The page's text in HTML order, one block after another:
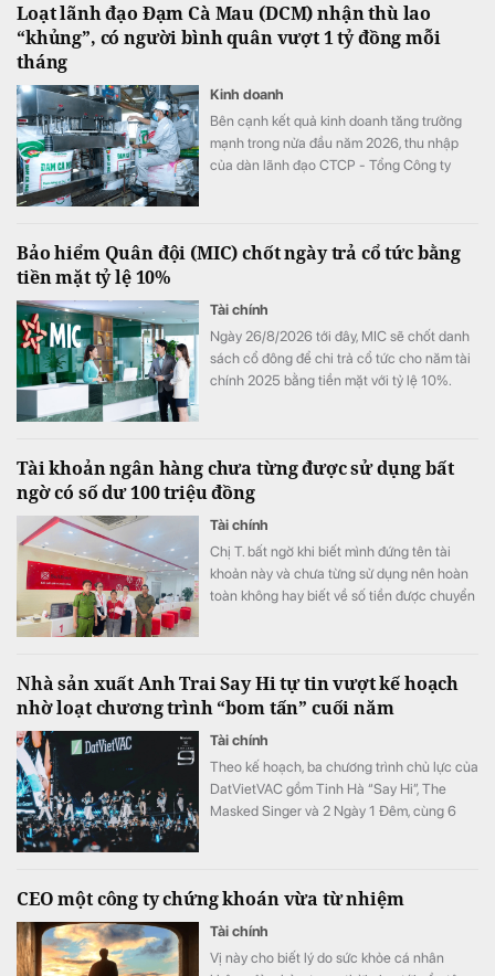
Loạt lãnh đạo Đạm Cà Mau (DCM) nhận thù lao
“khủng”, có người bình quân vượt 1 tỷ đồng mỗi
tháng
Kinh doanh
Bên cạnh kết quả kinh doanh tăng trưởng
mạnh trong nửa đầu năm 2026, thu nhập
của dàn lãnh đạo CTCP - Tổng Công ty
tỷ đồng chỉ sau 6 tháng, đặc biệt có trường
Bảo hiểm Quân đội (MIC) chốt ngày trả cổ tức bằng
tiền mặt tỷ lệ 10%
Tài chính
Ngày 26/8/2026 tới đây, MIC sẽ chốt danh
sách cổ đông để chi trả cổ tức cho năm tài
chính 2025 bằng tiền mặt với tỷ lệ 10%.
Tài khoản ngân hàng chưa từng được sử dụng bất
ngờ có số dư 100 triệu đồng
Tài chính
Chị T. bất ngờ khi biết mình đứng tên tài
khoản này và chưa từng sử dụng nên hoàn
toàn không hay biết về số tiền được chuyển
Nhà sản xuất Anh Trai Say Hi tự tin vượt kế hoạch
nhờ loạt chương trình “bom tấn” cuối năm
Tài chính
Theo kế hoạch, ba chương trình chủ lực của
DatVietVAC gồm Tinh Hà “Say Hi”, The
Masked Singer và 2 Ngày 1 Đêm, cùng 6
CEO một công ty chứng khoán vừa từ nhiệm
Tài chính
Vị này cho biết lý do sức khỏe cá nhân